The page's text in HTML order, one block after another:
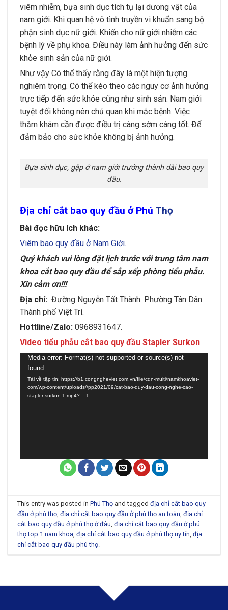
viêm nhiễm, bựa sinh dục tích tụ lại dương vật của
nam giới. Khi quan hệ vô tình truyền vi khuẩn sang bộ
phận sinh dục nữ giới. Khiến cho nữ giới nhiễm các
bệnh lý về phụ khoa. Điều này làm ảnh hưởng đến sức
khỏe sinh sản của nữ giới.
Như vậy Có thể thấy rằng đây là một hiện tượng
nghiêm trọng. Có thể kéo theo các nguy cơ ảnh hưởng
trực tiếp đến sức khỏe cũng như sinh sản. Nam giới
tuyệt đối không nên chủ quan khi mắc bệnh. Việc
thăm khám cần được điều trị càng sớm càng tốt. Để
đảm bảo cho sức khỏe không bị ảnh hưởng.
Bựa sinh dục, gặp ở nam giới trưởng thành dài bao quy
đầu.
Địa chỉ cắt bao quy đầu ở Phú Thọ
Bài đọc hữu ích khác:
Viêm bao quy đầu ở Nam Giới.
Quý khách vui lòng đặt lịch trước với trung tâm nam
khoa cắt bao quy đầu để sắp xếp phòng tiểu phẫu.
Xin cảm ơn!!!
Địa chỉ: Đường Nguyễn Tất Thành. Phường Tân Dân.
Thành phố Việt Trì.
Hottline/Zalo: 0968931647.
Video tiểu phẫu cắt bao quy đầu Stapler Surkon
Trình
chơi
Video
Media error: Format(s) not supported or source(s) not
found
Tải về tập tin: https://b1.congngheviet.com.vn/file/cdn-multi/namkhoaviet-
com/wp-content/uploads//pp2021/09/cat-bao-quy-dau-cong-nghe-cao-
stapler-surkon-1.mp4?_=1
This entry was posted inPhú Thọ and taggedđịa chỉ cắt bao quy
đầu ở phú thọ,địa chỉ cắt bao quy đầu ở phú thọ an toàn,địa chỉ
cắt bao quy đầu ở phú thọ ở đâu,địa chỉ cắt bao quy đầu ở phú
thọ top 1 nam khoa,địa chỉ cắt bao quy đầu ở phú thọ uy tín,địa
chỉ cắt bao quy đầu phú thọ.